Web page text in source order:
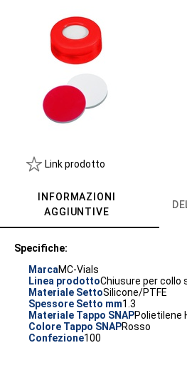
Link prodotto
INFORMAZIONI
AGGIUNTIVE
Specifiche:
MarcaMC-Vials
Linea prodottoChiusure per collo
Materiale SettoSilicone/PTFE
Spessore Setto mm1.3
Materiale Tappo SNAPPolietilene
Colore Tappo SNAPRosso
Confezione100